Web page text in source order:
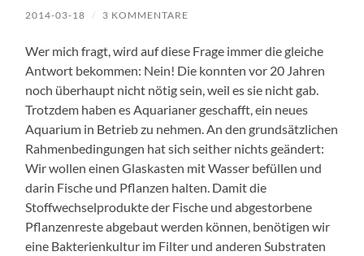
2014-03-18 / 3 KOMMENTARE
Wer mich fragt, wird auf diese Frage immer die gleiche
Antwort bekommen: Nein! Die konnten vor 20 Jahren
noch überhaupt nicht nötig sein, weil es sie nicht gab.
Trotzdem haben es Aquarianer geschafft, ein neues
Aquarium in Betrieb zu nehmen. An den grundsätzlichen
Rahmenbedingungen hat sich seither nichts geändert:
Wir wollen einen Glaskasten mit Wasser befüllen und
darin Fische und Pflanzen halten. Damit die
Stoffwechselprodukte der Fische und abgestorbene
Pflanzenreste abgebaut werden können, benötigen wir
eine Bakterienkultur im Filter und anderen Substraten